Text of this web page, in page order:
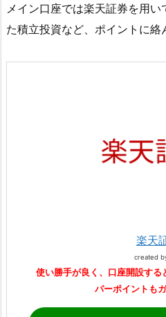
メイン口座では楽天証券を用
た積立投資など、ポイントに絡
楽天
created
使い勝手が良く、口座開設す
パーポイントも